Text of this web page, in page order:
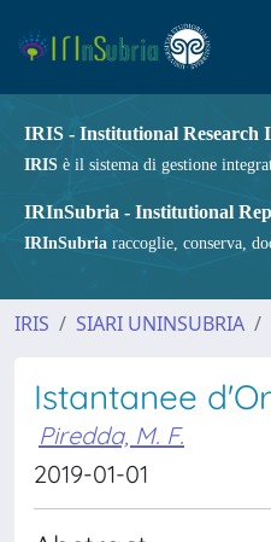
IRIS - Institutional Research
IRIS è il sistema di gestione
IRInSubria - Institutional
IRInSubria raccoglie, conserva,
IRIS SIARI UNINSUBRIA
Istantanee
Piredda, M. F.
2019-01-01